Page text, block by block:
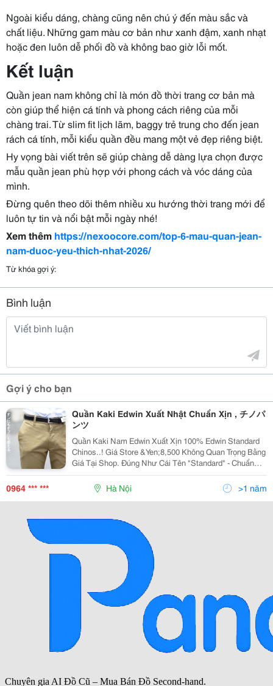
Ngoài kiểu dáng, chàng cũng nên chú ý đến màu sắc và
chất liệu. Những gam màu cơ bản như xanh đậm, xanh nhạt
hoặc đen luôn dễ phối đồ và không bao giờ lỗi mốt.
Kết luận
Quần jean nam không chỉ là món đồ thời trang cơ bản mà
còn giúp thể hiện cá tính và phong cách riêng của mỗi
chàng trai. Từ slim fit lịch lãm, baggy trẻ trung cho đến jean
rách cá tính, mỗi kiểu quần đều mang một vẻ đẹp riêng biệt.
Hy vọng bài viết trên sẽ giúp chàng dễ dàng lựa chọn được
mẫu quần jean phù hợp với phong cách và vóc dáng của
mình.
Đừng quên theo dõi thêm nhiều xu hướng thời trang mới để
luôn tự tin và nổi bật mỗi ngày nhé!
Xem thêm https://nexoocore.com/top-6-mau-quan-jean-
nam-duoc-yeu-thich-nhat-2026/
Từ khóa gợi ý:
Bình luận
Gợi ý cho bạn
Quần Kaki Edwin Xuất Nhật Chuẩn Xịn , チノパ
ンツ
Quần Kaki Nam Edwin Xuất Xịn 100% Edwin Standard
Chinos..! Giá Store &Yen;8,500 Không Quan Trọng Bằng
Giá Tại Shop. Đúng Như Cái Tên "Standard" - Chuẩn
Chỉ Mặc Vào Là Đẹp, Form Regula Dáng Côn Đứng Gọn
Gàng Hơn Form Của Uniqlo (Không Phải Là Dá
0964 *** *** Hà Nội >1 năm